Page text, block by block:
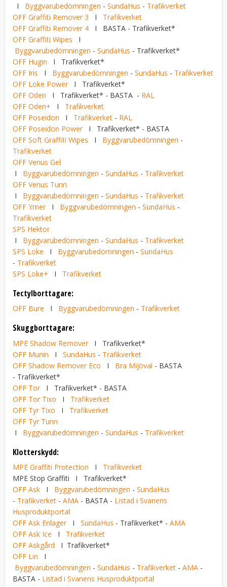
I
Byggvarubedömningen - SundaHus - Trafikverket
OFF Graffiti Remover 3
I
Trafikverket
OFF Graffiti Remover 4
I
BASTA - Trafikverket*
OFF Graffiti Wipes
I
Byggvarubedömningen - SundaHus - Trafikverket*
OFF Hugin
I
Trafikverket*
OFF Iris I Byggvarubedömningen - SundaHus - Trafikverket
OFF Loke Power I Trafikverket*
OFF Oden I Trafikverket* - BASTA - RAL
OFF Oden+ I Trafikverket
OFF Poseidon I Trafikverket - RAL
OFF Poseidon Power I Trafikverket* - BASTA
OFF Soft Graffiti Wipes I Byggvarubedömningen -
Trafikverket
OFF Venus Gel
I Byggvarubedömningen - SundaHus - Trafikverket
OFF Venus Tunn
I Byggvarubedömningen - SundaHus - Trafikverket
OFF Ymer I Byggvarubedömningen - SundaHus -
Trafikverket
SPS Hektor
I Byggvarubedömningen - SundaHus - Trafikverket
SPS Loke I Byggvarubedömningen - SundaHus
- Trafikverket
SPS Loke+ I Trafikverket
Tectylborttagare:
OFF Bure I Byggvarubedömningen - Trafikverket
Skuggborttagare:
MPE Shadow Remover I Trafikverket*
OFF Munin I SundaHus - Trafikverket
OFF Shadow Remover Eco I Bra Mijöval - BASTA
- Trafikverket*
OFF Tor I Trafikverket* - BASTA
OFF Tor Tixo I Trafikverket
OFF Tyr Tixo I Trafikverket
OFF Tyr Tunn
I Byggvarubedömningen - SundaHus - Trafikverket
Klotterskydd:
MPE Graffiti Protection I Trafikverket
MPE Stop Graffiti I
Trafikverket*
OFF Ask I Byggvarubedömningen - SundaHus
- Trafikverket - AMA - BASTA - Listad i Svanens
Husproduktportal
OFF Ask Enlager I SundaHus - Trafikverket* - AMA
OFF Ask Ice I Trafikverket
OFF Askgård I Trafikverket*
OFF Lin I
Byggvarubedömningen - SundaHus - Trafikverket - AMA -
BASTA - Listad i Svanens Husproduktportal